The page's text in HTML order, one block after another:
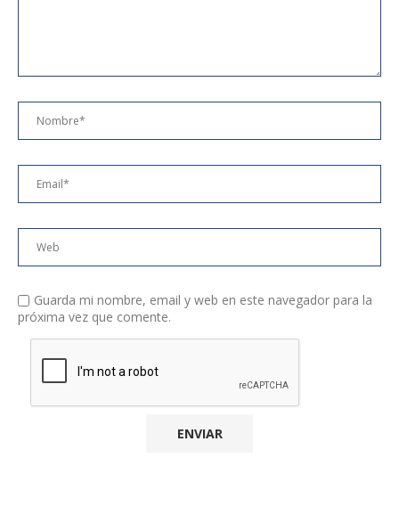
Guarda mi nombre, email y web en este navegador para la
próxima vez que comente.